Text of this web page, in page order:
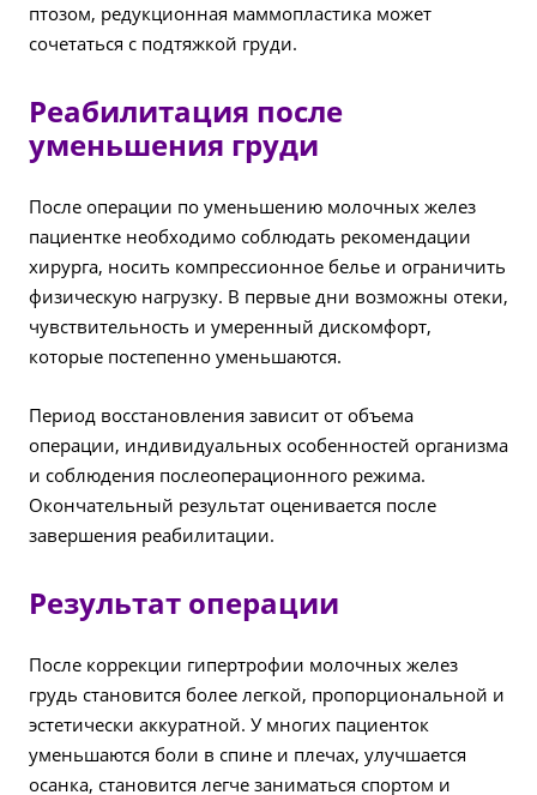
птозом, редукционная маммопластика может
сочетаться с подтяжкой груди.
Реабилитация после
уменьшения груди
После операции по уменьшению молочных желез
пациентке необходимо соблюдать рекомендации
хирурга, носить компрессионное белье и ограничить
физическую нагрузку. В первые дни возможны отеки,
чувствительность и умеренный дискомфорт,
которые постепенно уменьшаются.
Период восстановления зависит от объема
операции, индивидуальных особенностей организма
и соблюдения послеоперационного режима.
Окончательный результат оценивается после
завершения реабилитации.
Результат операции
После коррекции гипертрофии молочных желез
грудь становится более легкой, пропорциональной и
эстетически аккуратной. У многих пациенток
уменьшаются боли в спине и плечах, улучшается
осанка, становится легче заниматься спортом и